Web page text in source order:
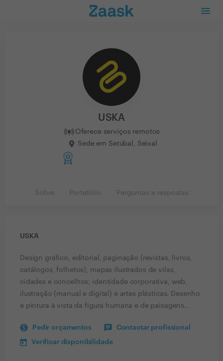
USKA
Oferece serviços remotos
Sede em Setúbal, Seixal
Sobre Portefólio Perguntas e respostas
USKA
Design gráfico, editorial, paginação (revistas, livros,
catálogos, folhetos), mapas ilustrados de vilas,
cidades e concelhos; identidade corporativa, web,
ilustração (manual e digital) e artes plásticas. Desenho
e pintura à vista da figura humana e de paisagens..
Pedir orçamentos Contactar profissional
Verificar disponibilidade